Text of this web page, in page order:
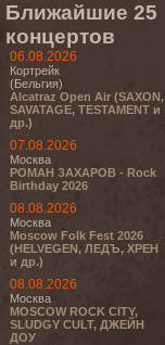
Ближайшие 25
концертов
06.08.2026
Кортрейк
(Бельгия)
Alcatraz Open Air (SAXON,
SAVATAGE, TESTAMENT и
др.)
07.08.2026
Москва
РОМАН ЗАХАРОВ - Rock
Birthday 2026
08.08.2026
Москва
Moscow Folk Fest 2026
(HELVEGEN, ЛЕДЪ, ХРЕН
и др.)
08.08.2026
Москва
MOSCOW ROCK CITY,
SLUDGY CULT, ДЖЕЙН
ДОУ